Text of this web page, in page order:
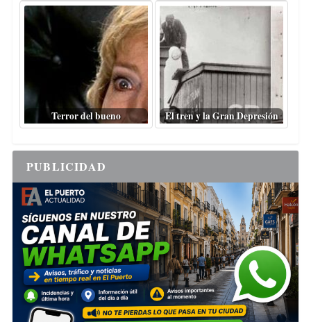
Terror del bueno El tren y la Gran Depresión
PUBLICIDAD